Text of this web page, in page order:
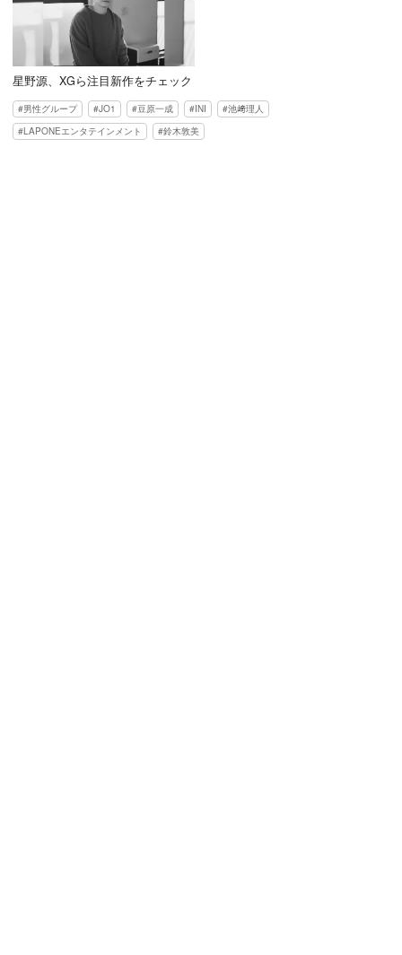
星野源、XGら注目新作をチェック
男性グループ JO1 豆原一成 INI
池﨑理人
LAPONEエンタテインメント
鈴木敦美